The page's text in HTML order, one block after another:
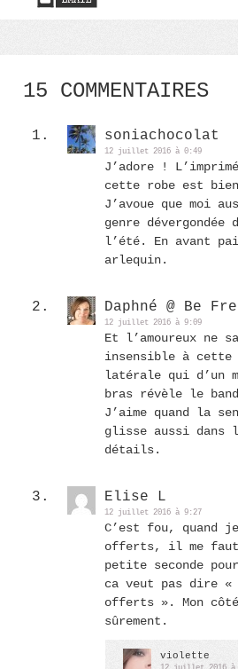
15 COMMENTAIRES
soniachocolat
12 juillet 2016 à 0:49
J’adore !
cette robe est
J’avoue que moi
genre dévergondée
l’été. En avant
arlequin.
Daphné @ Be
12 juillet 2016 à 9:09
Et l’amoureux ne
insensible à cette
latérale qui d’un
bras révèle le
J’aime quand la
glisse aussi dans
détails.
Elise L
12 juillet 2016 à 9:27
C’est fou, quand
offerts, il me faut
petite seconde
ca veut pas dire
offerts ». Mon
sûrement.
violette